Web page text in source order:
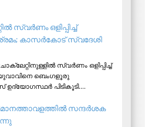
സ്വർണം ഒളിപ്പിച്ച്
കാസർകോട് സ്വദേശി
സ്വർണം ഒളിപ്പിച്ച്
യുവാവിനെ ബെംഗളൂരു
ഉദ്യോഗസ്ഥർ പിടികൂടി....
സ​ന്ദ​ർ​ശ​ക